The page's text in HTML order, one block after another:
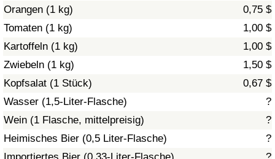
Orangen (1 kg)
0,75 $
Tomaten (1 kg)
1,00 $
Kartoffeln (1 kg)
1,00 $
Zwiebeln (1 kg)
1,50 $
Kopfsalat (1 Stück)
0,67 $
Wasser (1,5-Liter-Flasche)
?
Wein (1 Flasche, mittelpreisig)
?
Heimisches Bier (0,5 Liter-Flasche)
?
Verschmutzungsindex
Umweltverschmutzungs-Index nach Land
Verkehr
Verkehrs-Index
Verkehrs-Index (aktuell)